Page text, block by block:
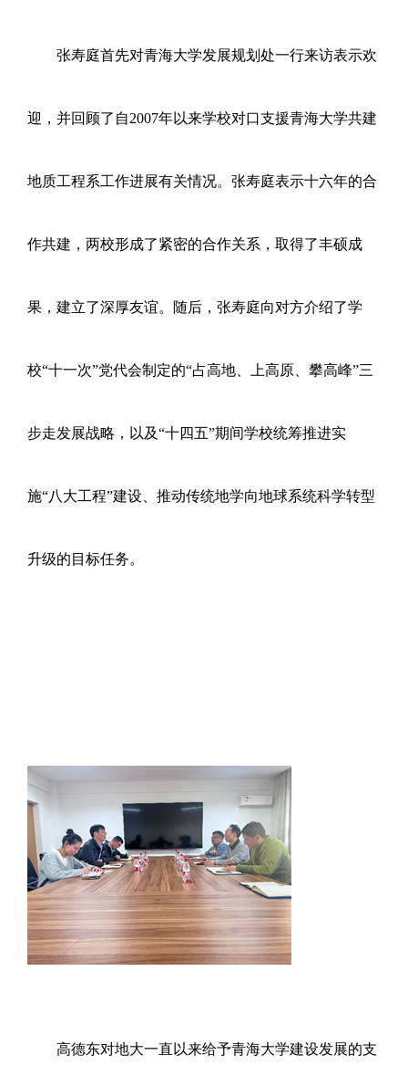
张寿庭首先对青海大学发展规划处一行来访表示欢
迎，并回顾了自2007年以来学校对口支援青海大学共建
地质工程系工作进展有关情况。张寿庭表示十六年的合
作共建，两校形成了紧密的合作关系，取得了丰硕成
果，建立了深厚友谊。随后，张寿庭向对方介绍了学
校“十一次”党代会制定的“占高地、上高原、攀高峰”三
步走发展战略，以及“十四五”期间学校统筹推进实
施“八大工程”建设、推动传统地学向地球系统科学转型
升级的目标任务。
高德东对地大一直以来给予青海大学建设发展的支